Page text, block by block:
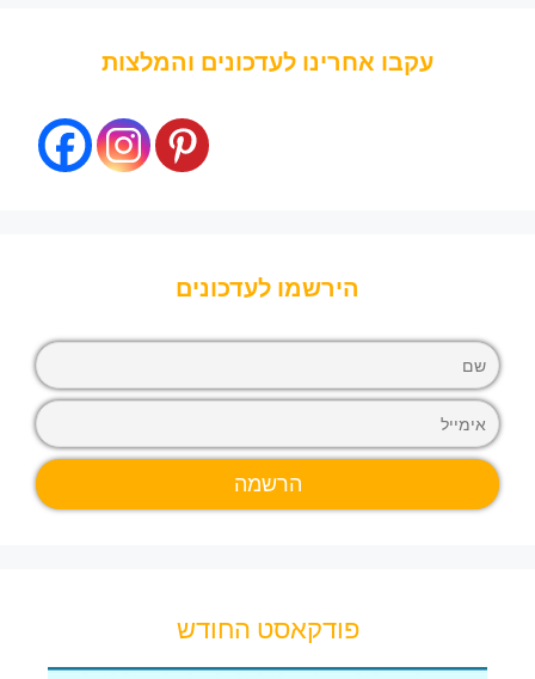
עקבו אחרינו לעדכונים והמלצות
הירשמו לעדכונים
פודקאסט החודש